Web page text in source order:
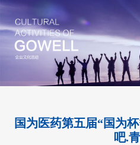
国为医药第五届“国为
吧.